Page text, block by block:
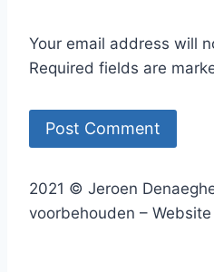
Your email address will
Required fields are
2021 © Jeroen
voorbehouden –